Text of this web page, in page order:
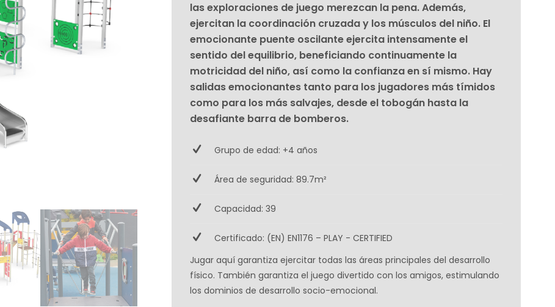
las exploraciones de juego merezcan la pena. Además,
ejercitan la coordinación cruzada y los músculos del niño. El
emocionante puente oscilante ejercita intensamente el
sentido del equilibrio, beneficiando continuamente la
motricidad del niño, así como la confianza en sí mismo. Hay
salidas emocionantes tanto para los jugadores más tímidos
como para los más salvajes, desde el tobogán hasta la
desafiante barra de bomberos.
Grupo de edad: +4 años
Área de seguridad: 89.7m²
Capacidad: 39
Certificado: (EN) EN1176 – PLAY - CERTIFIED
Jugar aquí garantiza ejercitar todas las áreas principales del desarrollo
físico. También garantiza el juego divertido con los amigos, estimulando
los dominios de desarrollo socio-emocional.